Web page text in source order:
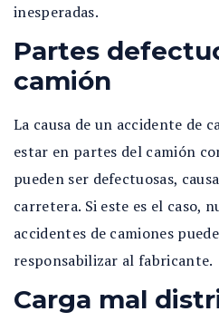
inesperadas.
Partes
camión
La causa de un accidente de
estar en partes del camión
pueden ser defectuosas,
carretera. Si este es el caso,
accidentes de camiones
responsabilizar al fabricante.
Carga mal